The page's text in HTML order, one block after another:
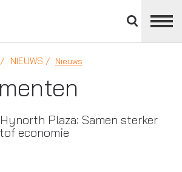
divisions
panel
NIEUWS Nieuws
Plaza: Samen sterker
economie